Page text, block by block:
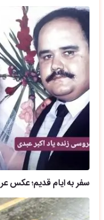
سفر به ایام قدیم؛ عکس